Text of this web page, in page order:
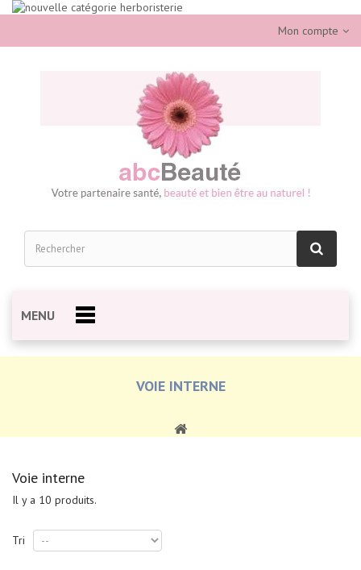
Mon compte
MENU
VOIE INTERNE
Voie interne
Il y a 10 produits.
Tri